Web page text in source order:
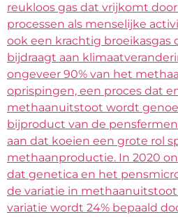
reukloos gas dat vrijkomt
processen als menselijke
ook een krachtig broeikasgas
bijdraagt aan
ongeveer 90% van het
oprispingen, een proces dat
methaanuitstoot wordt
bijproduct van de
aan dat koeien een grote rol
methaanproductie. In 2020
dat genetica en het
de variatie in methaanuitstoot
variatie wordt 24% bepaald